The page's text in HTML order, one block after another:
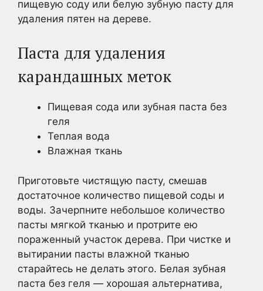
пищевую соду или белую зубную пасту для
удаления пятен на дереве.
Паста для удаления
карандашных меток
Пищевая сода или зубная паста без
геля
Теплая вода
Влажная ткань
Приготовьте чистящую пасту, смешав
достаточное количество пищевой соды и
воды. Зачерпните небольшое количество
пасты мягкой тканью и протрите ею
пораженный участок дерева. При чистке и
вытирании пасты влажной тканью
старайтесь не делать этого. Белая зубная
паста без геля — хорошая альтернатива,